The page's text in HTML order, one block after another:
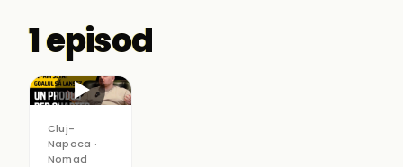
1 episod
▶
Cluj-
Napoca ·
Nomad